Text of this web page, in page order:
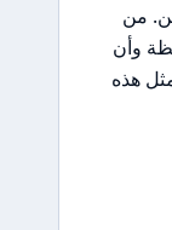
من
وأن
هذه